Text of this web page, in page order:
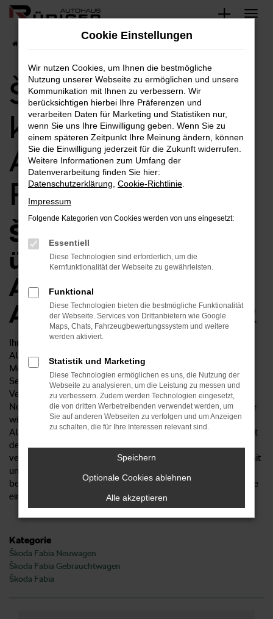
Zum
springen
Škoda Fabia kaufen bei AUTOHAUS RÜDIGER
Škoda Fabia
kaufen bei
AUTOHAUS
RÜDIGER
Škoda Fabia –
überzeugende
Angebote beim
AUTOHAUS RÜDIGER
Ihre Suche nach einem Škoda Fabia ist zu Ende. Beim
AUTOHAUS RÜDIGER erhalten Sie dieses herausragende
Modell sowohl als Neuwagen als auch als Tageszulassung.
Selbstverständlich bieten wir Ihnen auch verschiedene
Versionen in Form eines Gebrauchtwagens oder eines Fast-
Neuwagens alias Jahreswagens. Eine der Besonderheiten, die
wir Ihnen bieten, ist die umfangreiche Beratung. Das
AUTOHAUS RÜDIGER kennt sich seit mehr als 25 Jahren mit
der Škoda aus und hat in dieser Zeit bereits zahlreiche Fabia
verkauft. Alle Fragen rund um den Škoda Fabia können wir mit
unserem 50-köpfigen Team problemlos und erschöpfend
beantworten. Sprechen Sie uns an und lernen Sie die Vorzüge
eines echten Familienbetriebs kennen.
Kategorie
Škoda Fabia Neuwagen
Škoda Fabia Gebrauchtwagen
Škoda Fabia
Cookie Einstellungen
Wir nutzen Cookies, um Ihnen die bestmögliche
Nutzung unserer Webseite zu ermöglichen und unsere
Kommunikation mit Ihnen zu verbessern. Wir
berücksichtigen hierbei Ihre Präferenzen und
verarbeiten Daten für Marketing und Statistiken nur,
wenn Sie uns Ihre Einwilligung geben. Wenn Sie zu
einem späteren Zeitpunkt Ihre Meinung ändern, können
Sie die Einwilligung jederzeit für die Zukunft widerrufen.
Weitere Informationen zum Umfang der
Datenverarbeitung finden Sie hier:
Datenschutzerklärung Cookie-Richtlinie
Impressum
Folgende Kategorien von Cookies werden von uns eingesetzt:
Essentiell
Diese Technologien sind erforderlich, um die
Kernfunktionalität der Webseite zu gewährleisten.
Funktional
Diese Technologien bieten die bestmögliche Funktionalität
der Webseite. Services von Drittanbietern wie Google
Maps, Chats, Fahrzeugbewertungssystem und weitere
werden aktiviert.
Statistik und Marketing
Diese Technologien ermöglichen es uns, die Nutzung der
Webseite zu analysieren, um die Leistung zu messen und
zu verbessern. Zudem werden Technologien eingesetzt,
die von dritten Werbetreibenden verwendet werden, um
Sie auf anderen Webseiten zu verfolgen und um Anzeigen
zu schalten, die für Ihre Interessen relevant sind.
Speichern
Optionale Cookies ablehnen
Alle akzeptieren